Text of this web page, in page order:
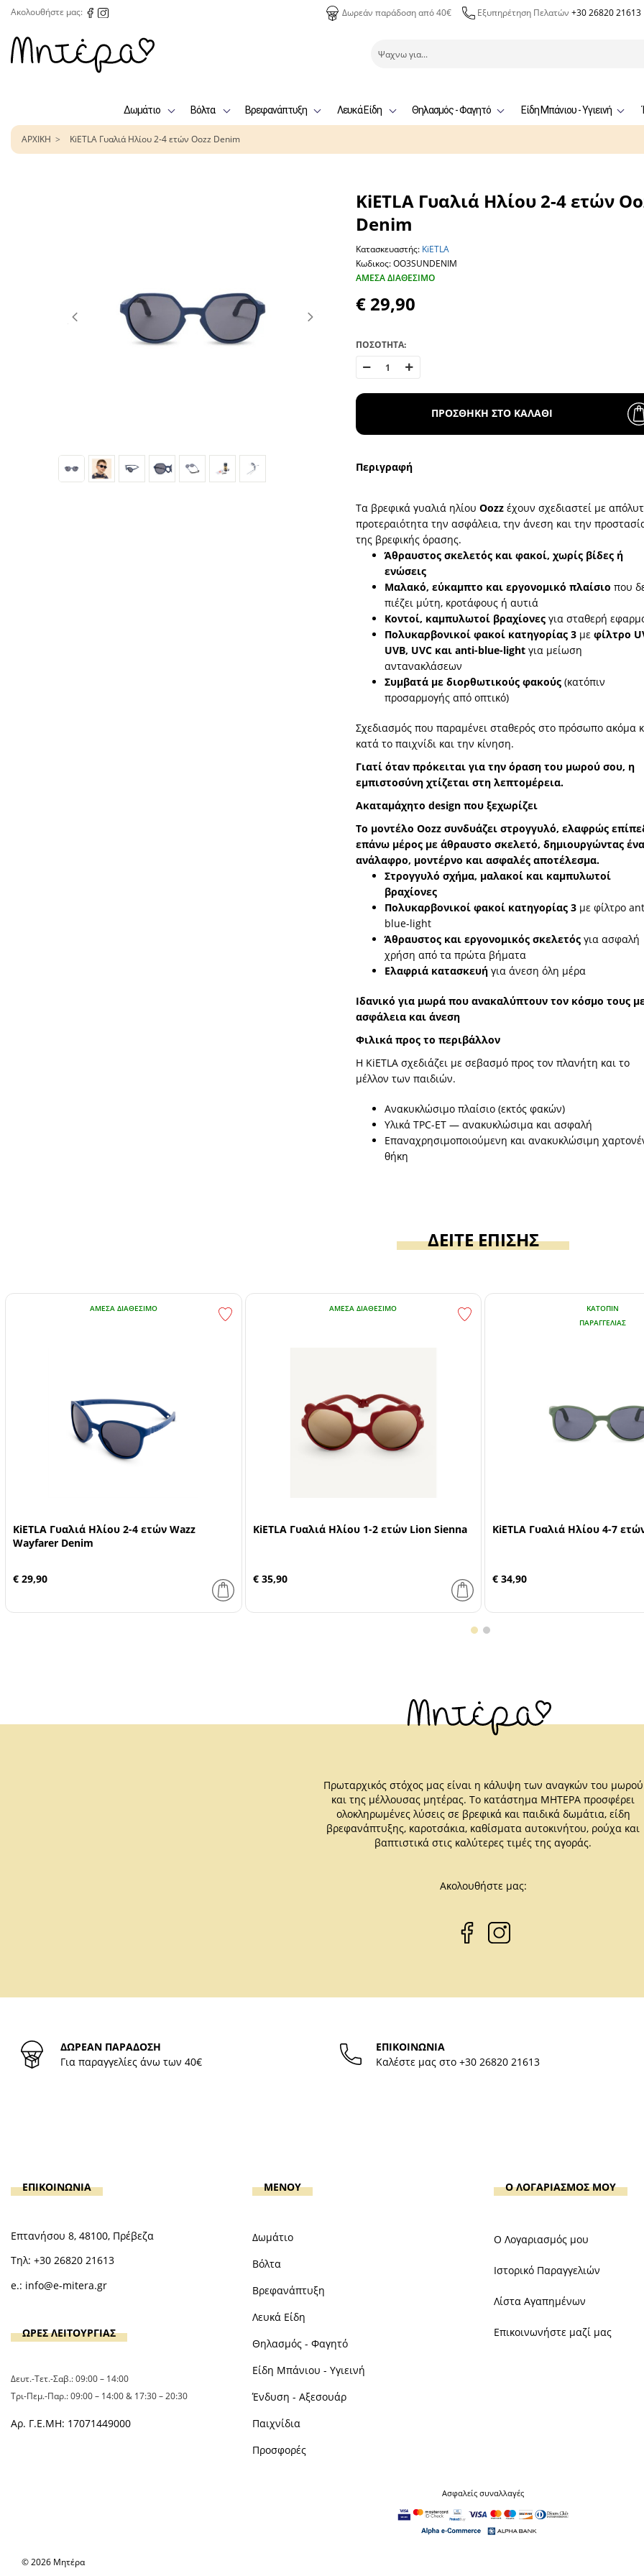
Ακολουθήστε μας: Δωρεάν παράδοση από 40€ Εξυπηρέτηση Πελατών +30 26820 21613
Δωμάτιο Βόλτα Βρεφανάπτυξη Λευκά Είδη Θηλασμός - Φαγητό Είδη Μπάνιου - Υγιεινή
ΑΡΧΙΚΗ KiETLA Γυαλιά Ηλίου 2-4 ετών Oozz Denim
KiETLA Γυαλιά Ηλίου 2-4 ετών
Denim
Κατασκευαστής: KiETLA
Κωδικος: OO3SUNDENIM
ΆΜΕΣΑ ΔΙΑΘΈΣΙΜΟ
€ 29,90
ΠΟΣΟΤΗΤΑ:
ΠΡΟΣΘΗΚΗ ΣΤΟ ΚΑΛΑΘΙ
Περιγραφή
Τα βρεφικά γυαλιά ηλίου Oozzέχουν σχεδιαστεί με
προτεραιότητα την ασφάλεια, την άνεση και την
της βρεφικής όρασης.
Άθραυστος σκελετός και φακοί, χωρίς βίδες ή
ενώσεις
Μαλακό, εύκαμπτο και εργονομικό πλαίσιο που
πιέζει μύτη, κροτάφους ή αυτιά
Κοντοί, καμπυλωτοί βραχίονες για σταθερή
Πολυκαρβονικοί φακοί κατηγορίας 3με φίλτρο
UVB, UVC και anti-blue-lightγια μείωση
αντανακλάσεων
Συμβατά με διορθωτικούς φακούς(κατόπιν
προσαρμογής από οπτικό)
Σχεδιασμός που παραμένει σταθερός στο πρόσωπο ακόμα
κατά το παιχνίδι και την κίνηση.
Γιατί όταν πρόκειται για την όραση του μωρού σου, η
εμπιστοσύνη χτίζεται στη λεπτομέρεια.
Ακαταμάχητο design που ξεχωρίζει
Το μοντέλο Oozz συνδυάζει στρογγυλό, ελαφρώς
επάνω μέρος με άθραυστο σκελετό, δημιουργώντας ένα
ανάλαφρο, μοντέρνο και ασφαλές αποτέλεσμα.
Στρογγυλό σχήμα, μαλακοί και καμπυλωτοί
βραχίονες
Πολυκαρβονικοί φακοί κατηγορίας 3 με φίλτρο
blue-light
Άθραυστος και εργονομικός σκελετός για ασφαλή
χρήση από τα πρώτα βήματα
Ελαφριά κατασκευήγια άνεση όλη μέρα
Ιδανικό για μωρά που ανακαλύπτουν τον κόσμο τους
ασφάλεια και άνεση
Φιλικά προς το περιβάλλον
Η KiETLA σχεδιάζει με σεβασμό προς τον πλανήτη και το
μέλλον των παιδιών.
Ανακυκλώσιμο πλαίσιο (εκτός φακών)
Υλικά TPC-ET — ανακυκλώσιμα και ασφαλή
Επαναχρησιμοποιούμενη και ανακυκλώσιμη
θήκη
ΔΕΙΤΕ ΕΠΙΣΗΣ
ΆΜΕΣΑ ΔΙΑΘΈΣΙΜΟ
KiETLA Γυαλιά Ηλίου 2-4 ετών Wazz
Wayfarer Denim
€ 29,90
ΆΜΕΣΑ ΔΙΑΘΈΣΙΜΟ
KiETLA Γυαλιά Ηλίου 1-2 ετών Lion Sienna
€ 35,90
ΚΑΤΌΠΙΝ
ΠΑΡΑΓΓΕΛΊΑΣ
KiETLA Γυαλιά Ηλίου 4-7
€ 34,90
Πρωταρχικός στόχος μας είναι η κάλυψη των αναγκών του μωρού
και της μέλλουσας μητέρας. Το κατάστημα ΜΗΤΕΡΑ προσφέρει
ολοκληρωμένες λύσεις σε βρεφικά και παιδικά δωμάτια, είδη
βρεφανάπτυξης, καροτσάκια, καθίσματα αυτοκινήτου, ρούχα και
βαπτιστικά στις καλύτερες τιμές της αγοράς.
Ακολουθήστε μας:
ΔΩΡΕΑΝ ΠΑΡΑΔΟΣΗ
Για παραγγελίες άνω των 40€
ΕΠΙΚΟΙΝΩΝΙΑ
Καλέστε μας στο +30 26820 21613
ΕΠΙΚΟΙΝΩΝΙΑ
Επτανήσου 8, 48100, Πρέβεζα
Τηλ: +30 26820 21613
e.: info@e-mitera.gr
ΩΡΕΣ ΛΕΙΤΟΥΡΓΙΑΣ
Δευτ.-Τετ.-Σαβ.: 09:00 – 14:00
Τρι-Πεμ.-Παρ.: 09:00 – 14:00 & 17:30 – 20:30
Αρ. Γ.Ε.ΜΗ: 17071449000
MENOY
Δωμάτιο
Βόλτα
Βρεφανάπτυξη
Λευκά Είδη
Θηλασμός - Φαγητό
Είδη Μπάνιου - Υγιεινή
Ένδυση - Αξεσουάρ
Παιχνίδια
Προσφορές
Ο ΛΟΓΑΡΙΑΣΜΟΣ ΜΟΥ
Ο Λογαριασμός μου
Ιστορικό Παραγγελιών
Λίστα Αγαπημένων
Επικοινωνήστε μαζί μας
Ασφαλείς συναλλαγές
© 2026 Μητέρα